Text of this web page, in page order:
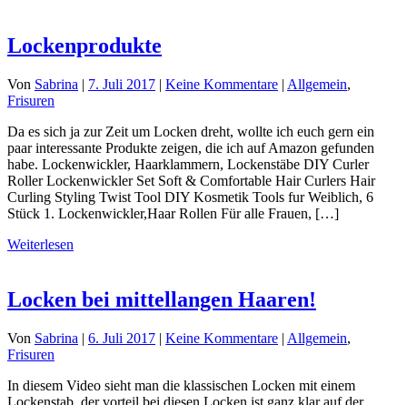
Lockenprodukte
Von Sabrina | 7. Juli 2017 | Keine Kommentare | Allgemein,
Frisuren
Da es sich ja zur Zeit um Locken dreht, wollte ich euch gern ein
paar interessante Produkte zeigen, die ich auf Amazon gefunden
habe. Lockenwickler, Haarklammern, Lockenstäbe DIY Curler
Roller Lockenwickler Set Soft & Comfortable Hair Curlers Hair
Curling Styling Twist Tool DIY Kosmetik Tools fur Weiblich, 6
Stück 1. Lockenwickler,Haar Rollen Für alle Frauen, […]
Weiterlesen
Locken bei mittellangen Haaren!
Von Sabrina | 6. Juli 2017 | Keine Kommentare | Allgemein,
Frisuren
In diesem Video sieht man die klassischen Locken mit einem
Lockenstab. der vorteil bei diesen Locken ist ganz klar auf der